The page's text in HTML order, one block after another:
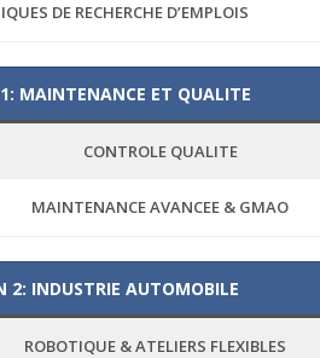
DE RECHERCHE D’EMPLOIS
MAINTENANCE ET QUALITE
CONTROLE QUALITE
MAINTENANCE AVANCEE & GMAO
2: INDUSTRIE AUTOMOBILE
ROBOTIQUE & ATELIERS FLEXIBLES